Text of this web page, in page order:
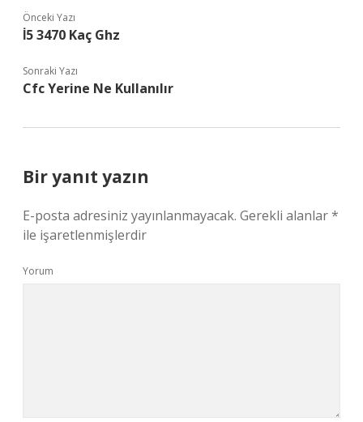
Önceki Yazı
İ5 3470 Kaç Ghz
Sonraki Yazı
Cfc Yerine Ne Kullanılır
Bir yanıt yazın
E-posta adresiniz yayınlanmayacak. Gerekli alanlar*
ile işaretlenmişlerdir
Yorum